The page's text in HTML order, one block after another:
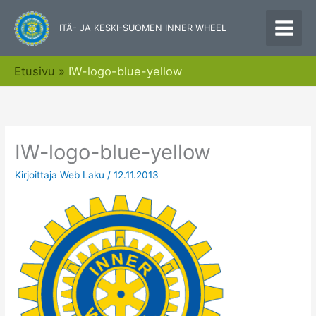
sisältöön
ITÄ- JA KESKI-SUOMEN INNER WHEEL
Etusivu IW-logo-blue-yellow
IW-logo-blue-yellow
KirjoittajaWeb Laku /12.11.2013